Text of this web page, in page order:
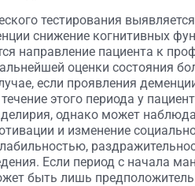
тестирования
снижение когнитивных
направление пациента к
оценки состояния
если проявления
этого периода у
однако может
и изменение
Если период с начала
быть лишь